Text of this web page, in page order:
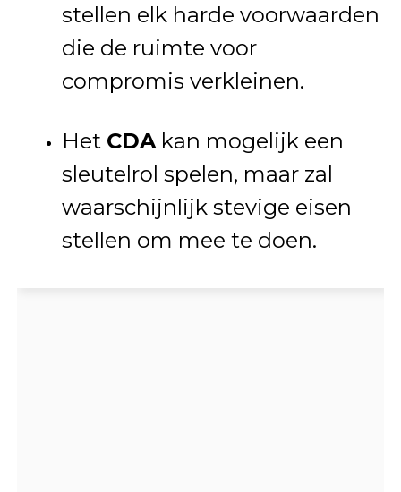
stellen elk harde voorwaarden
die de ruimte voor
compromis verkleinen.
Het CDAkan mogelijk een
sleutelrol spelen, maar zal
waarschijnlijk stevige eisen
stellen om mee te doen.